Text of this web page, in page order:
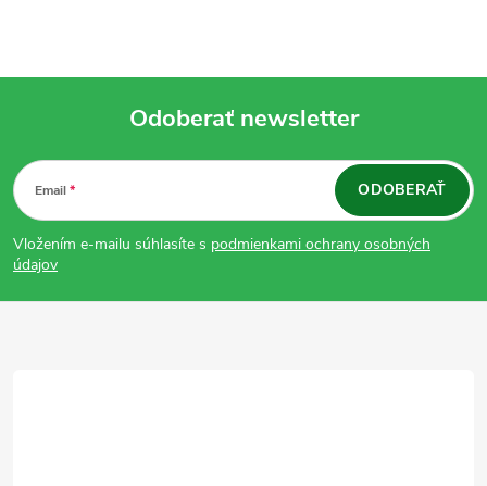
Z
á
p
Odoberať newsletter
Email
Vložením e-mailu súhlasíte s podmienkami ochrany osobných
údajov
ODOBERAŤ